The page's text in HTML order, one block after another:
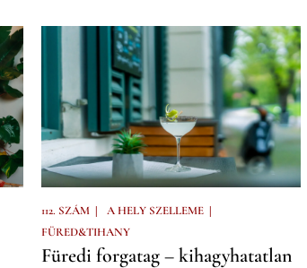
112. SZÁM | A HELY SZELLEME |
FÜRED&TIHANY
Füredi forgatag – kihagyhatatlan